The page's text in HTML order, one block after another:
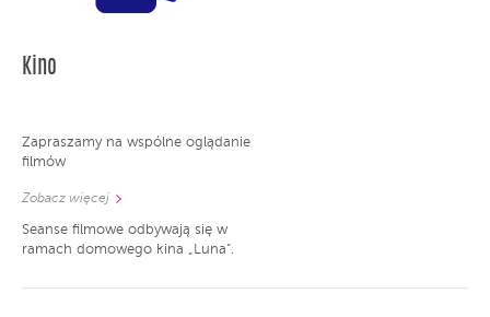
Kino
Zapraszamy na wspólne oglądanie
filmów
Zobacz więcej
Seanse filmowe odbywają się w
ramach domowego kina „Luna”.